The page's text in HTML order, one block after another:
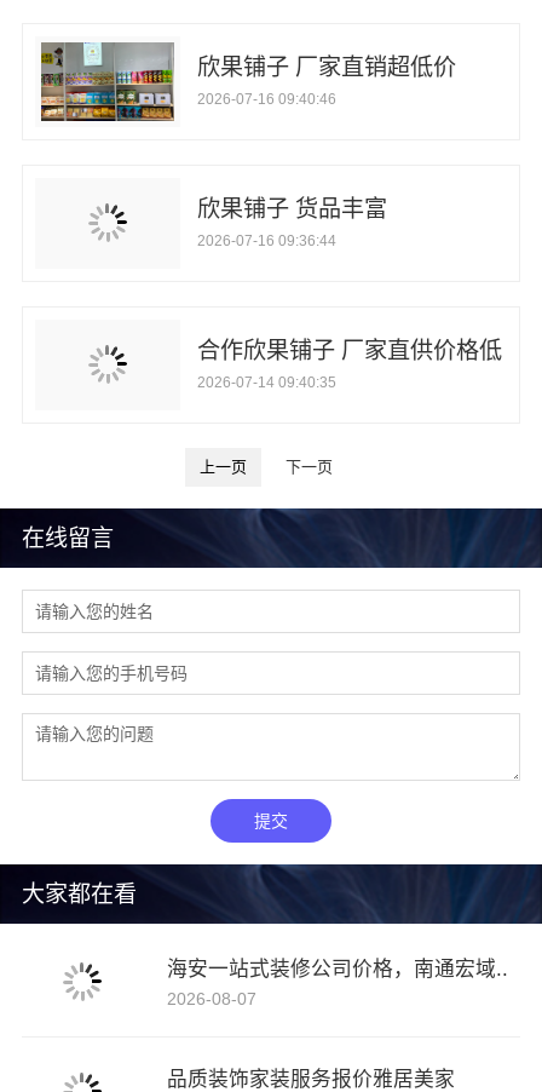
大家都在看
海安一站式装修公司价格，南通宏域..
2026-08-07
品质装饰家装服务报价雅居美家
在线留言
提交
欣果铺子 厂家直销超低价
2026-07-16 09:40:46
欣果铺子 货品丰富
2026-07-16 09:36:44
合作欣果铺子 厂家直供价格低
2026-07-14 09:40:35
上一页 下一页